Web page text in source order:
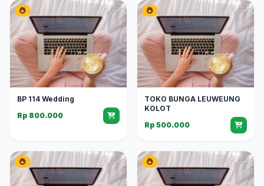
BP 114 Wedding
Rp 800.000
TOKO BUNGA LEUWEUNG
KOLOT
Rp 500.000